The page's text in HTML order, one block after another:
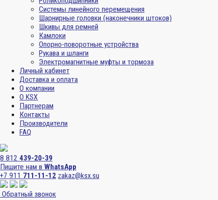
Системы линейного перемещения
Шарнирные головки (наконечники штоков)
Шкивы для ремней
Камлоки
Опорно-поворотные устройства
Рукава и шланги
Электромагнитные муфты и тормоза
Личный кабинет
Доставка и оплата
О компании
О KSX
Партнерам
Контакты
Производители
FAQ
8 812 439-20-39
Пишите нам в WhatsApp
+7 911 711-11-12 zakaz@ksx.su
Обратный звонок